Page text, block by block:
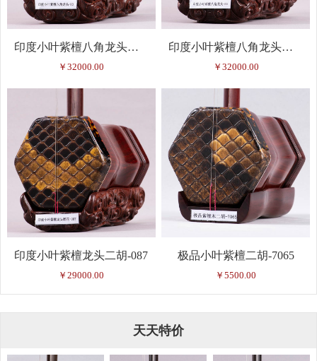
印度小叶紫檀八角龙头二胡-83
￥32000.00
印度小叶紫檀八角龙头二胡-85
￥32000.00
印度小叶紫檀龙头二胡-087
￥29000.00
极品小叶紫檀二胡-7065
￥5500.00
天天特价